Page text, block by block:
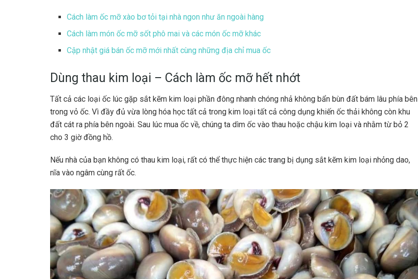
Cách làm ốc mỡ xào bơ tỏi tại nhà ngon như ăn ngoài hàng
Cách làm món ốc mỡ sốt phô mai và các món ốc mỡ khác
Cập nhật giá bán ốc mỡ mới nhất cùng những địa chỉ mua ốc
Dùng thau kim loại – Cách làm ốc mỡ hết nhớt
Tất cả các loại ốc lúc gặp sắt kẽm kim loại phần đông nhanh chóng nhả không bẩn bùn đất bám lâu phía bên
trong vỏ ốc. Vì đầy đủ vừa lòng hóa học tất cả trong kim loại tất cả công dụng khiến ốc thải không còn khu
đất cát ra phía bên ngoài. Sau lúc mua ốc về, chúng ta dìm ốc vào thau hoặc chậu kim loại và nhằm từ bỏ 2
cho 3 giờ đồng hồ.
Nếu nhà của bạn không có thau kim loại, rất có thể thực hiện các trang bị dụng sắt kẽm kim loại nhỏng dao,
nĩa vào ngâm cùng rất ốc.